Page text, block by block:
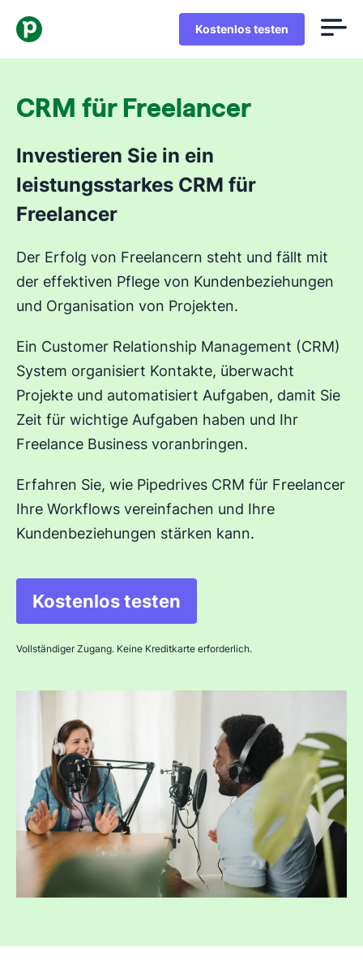
Kostenlos testen
CRM für Freelancer
Investieren Sie in ein
leistungsstarkes CRM für
Freelancer
Der Erfolg von Freelancern steht und fällt mit
der effektiven Pflege von Kundenbeziehungen
und Organisation von Projekten.
Ein Customer Relationship Management (CRM)
System organisiert Kontakte, überwacht
Projekte und automatisiert Aufgaben, damit Sie
Zeit für wichtige Aufgaben haben und Ihr
Freelance Business voranbringen.
Erfahren Sie, wie Pipedrives CRM für Freelancer
Ihre Workflows vereinfachen und Ihre
Kundenbeziehungen stärken kann.
Kostenlos testen
In neuem Fenster öffnen
Vollständiger Zugang. Keine Kreditkarte erforderlich.